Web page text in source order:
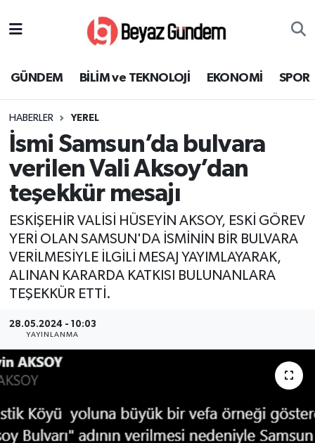
GÜNDEM BİLİM ve TEKNOLOJİ EKONOMİ SPOR
HABERLER YEREL
İsmi Samsun’da bulvara
verilen Vali Aksoy’dan
teşekkür mesajı
ESKİŞEHİR VALİSİ HÜSEYİN AKSOY, ESKİ GÖREV
YERİ OLAN SAMSUN'DA İSMİNİN BİR BULVARA
VERİLMESİYLE İLGİLİ MESAJ YAYIMLAYARAK,
ALINAN KARARDA KATKISI BULUNANLARA
TEŞEKKÜR ETTİ.
28.05.2024 - 10:03
YAYINLANMA
EKONOMİ
SPOR
SAĞLIK
EĞİTİM
KÜLTÜR SANAT
YEREL
Süper Lig Puan Durumu ve Fikstür
Tüm Manşetler
Son Dakika Haberleri
Haber Arşivi